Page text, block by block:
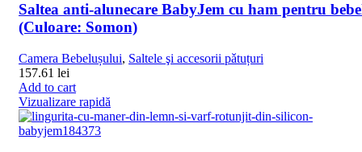
Saltea anti-alunecare BabyJem cu ham pentru
(Culoare: Somon)
Camera Bebelușului, Saltele şi accesorii pǎtuțuri
157.61 lei
Add to cart
Vizualizare rapidă